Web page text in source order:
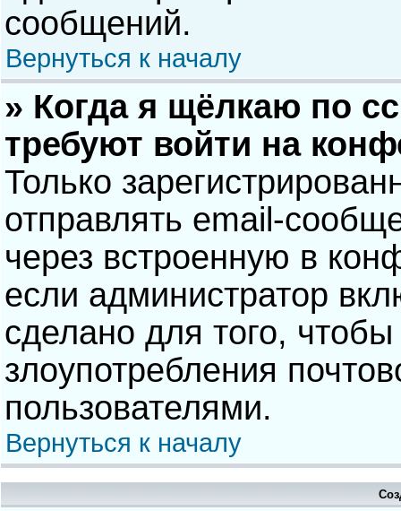
сообщений.
Вернуться к началу
» Когда я щёлкаю по
требуют войти на
Только
отправлять email-
через встроенную в
если администратор
сделано для того, чтобы
злоупотребления
пользователями.
Вернуться к началу